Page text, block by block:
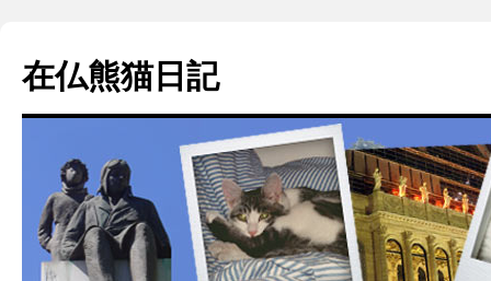
在仏熊猫日記